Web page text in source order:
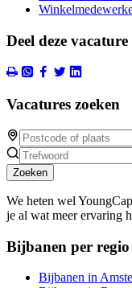
Deel deze vacature
Vacatures zoeken
Zoeken
We heten wel
je al wat meer ervaring
Bijbanen per regio
Bijbanen in